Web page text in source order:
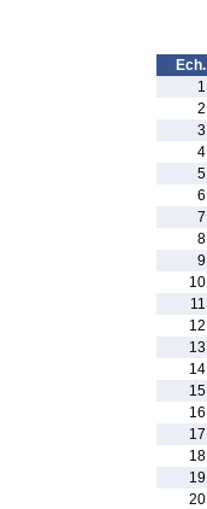
Ech.
1
2
3
4
5
6
7
8
9
10
11
12
13
14
15
16
17
18
19
20